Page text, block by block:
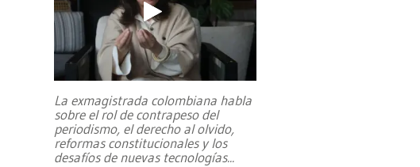
La exmagistrada colombiana habla
sobre el rol de contrapeso del
periodismo, el derecho al olvido,
reformas constitucionales y los
desafíos de nuevas tecnologías...